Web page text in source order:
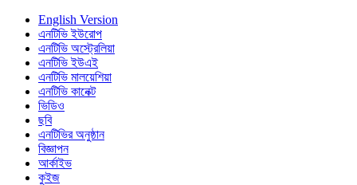
English Version
এনটিভি ইউরোপ
এনটিভি অস্ট্রেলিয়া
এনটিভি ইউএই
এনটিভি মালয়েশিয়া
এনটিভি কানেক্ট
ভিডিও
ছবি
এনটিভির অনুষ্ঠান
বিজ্ঞাপন
আর্কাইভ
কুইজ